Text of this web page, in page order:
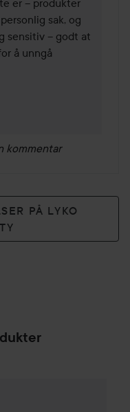
sak, og
sensitiv – godt at
å unngå
kommentar
PÅ LYKO